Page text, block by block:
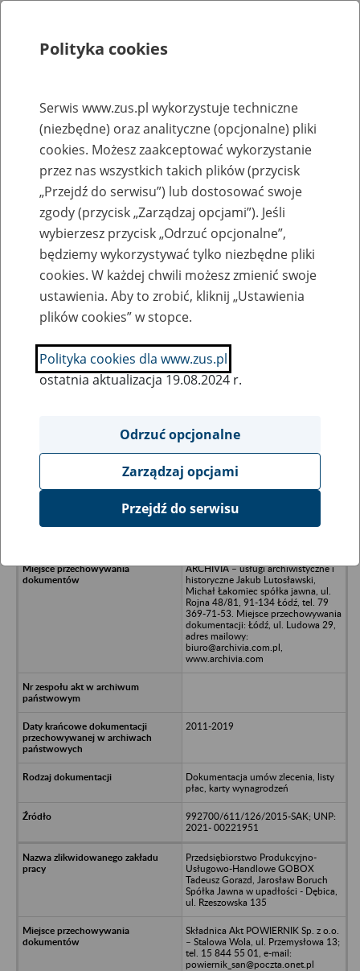
Rejestry, ewidencje i archiwa
Baza zlikwidowanych lub
przekształconych zakładów pracy
Nazwa zakładu pracy:
SZUKAJ
Ukryj wszystkie pozycje bazy
TEMPUS FILM Gaczkowski Strzelecki
ARCHIVIA – usługi archiwistyczne i
historyczne Jakub Lutosławski,
Michał Łakomiec spółka jawna, ul.
Rojna 48/81, 91-134 Łódź, tel. 79
369-71-53. Miejsce przechowywania
dokumentacji: Łódź, ul. Ludowa 29,
adres mailowy:
biuro@archivia.com.pl,
www.archivia.com
2011-2019
Dokumentacja umów zlecenia, listy
płac, karty wynagrodzeń
992700/611/126/2015-SAK; UNP:
2021- 00221951
Przedsiębiorstwo Produkcyjno-
Usługowo-Handlowe GOBOX
Tadeusz Gorazd, Jarosław Boruch
Spółka Jawna w upadłości - Dębica,
ul. Rzeszowska 135
Składnica Akt POWIERNIK Sp. z o.o.
– Stalowa Wola, ul. Przemysłowa 13;
tel. 15 844 55 01, e-mail:
powiernik_san@poczta.onet.pl
Polityka cookies
Serwis www.zus.pl wykorzystuje techniczne
(niezbędne) oraz analityczne (opcjonalne) pliki
cookies. Możesz zaakceptować wykorzystanie
przez nas wszystkich takich plików (przycisk
„Przejdź do serwisu”) lub dostosować swoje
zgody (przycisk „Zarządzaj opcjami”). Jeśli
wybierzesz przycisk „Odrzuć opcjonalne”,
będziemy wykorzystywać tylko niezbędne pliki
cookies. W każdej chwili możesz zmienić swoje
ustawienia. Aby to zrobić, kliknij „Ustawienia
plików cookies” w stopce.
Polityka cookies dla www.zus.pl
ostatnia aktualizacja 19.08.2024 r.
Odrzuć opcjonalne
Zarządzaj opcjami
Przejdź do serwisu